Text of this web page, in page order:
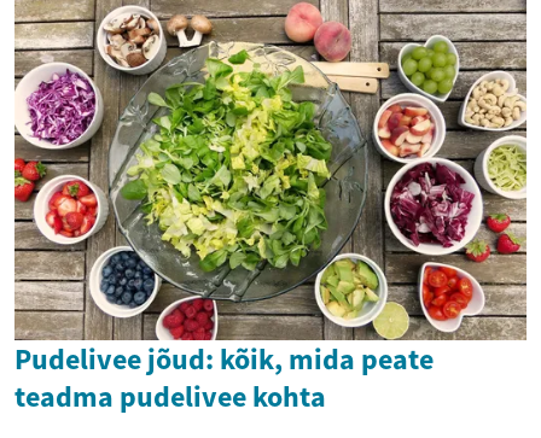
Pudelivee jõud: kõik, mida peate
teadma pudelivee kohta